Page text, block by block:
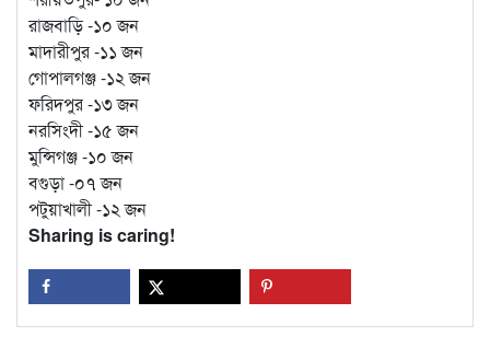
রাজবাড়ি -১০ জন
মাদারীপুর -১১ জন
গোপালগঞ্জ -১২ জন
ফরিদপুর -১৩ জন
নরসিংদী -১৫ জন
মুন্সিগঞ্জ -১০ জন
বগুড়া -০৭ জন
পটুয়াখালী -১২ জন
Sharing is caring!